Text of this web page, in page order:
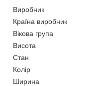
Виробник
Країна виробник
Вікова група
Висота
Стан
Колір
Ширина